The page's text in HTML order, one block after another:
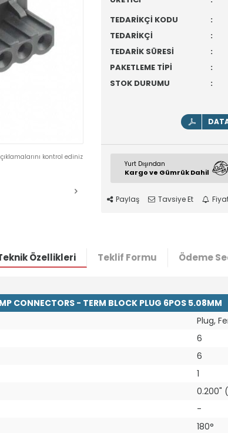
kontrol ediniz
TEDARİKÇİ KODU :
TEDARİKÇİ :
TEDARİK SÜRESİ :
PAKETLEME TİPİ :
STOK DURUMU :
Yurt Dışından
Kargo ve Gümrük Dahil
Paylaş Tavsiye Et
Özellikleri Teklif Formu Ödeme
CONNECTORS - TERM BLOCK PLUG 6POS 5.08MM
Plug,
6
6
1
0.200"
-
180°